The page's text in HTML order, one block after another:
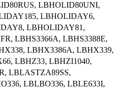
LBHOLID80UNI,
LBHOLIDAY6,
LBHOLIDAY81,
LBHS3366A, LBHS3388E,
LBHX3386A, LBHX339,
LBHZ33, LBHZI1040,
LBLASTZA89SS,
LBLBO336, LBLE633I,